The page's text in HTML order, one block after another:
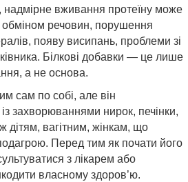
надмірне вживання протеїну може
речовин, порушення
появу висипань, проблеми зі
Білкові добавки — це лише
а не основа.
сам по собі, але він
захворюваннями нирок, печінки,
дітям, вагітним, жінкам, що
Перед тим як почати його
з лікарем або
власному здоров’ю.